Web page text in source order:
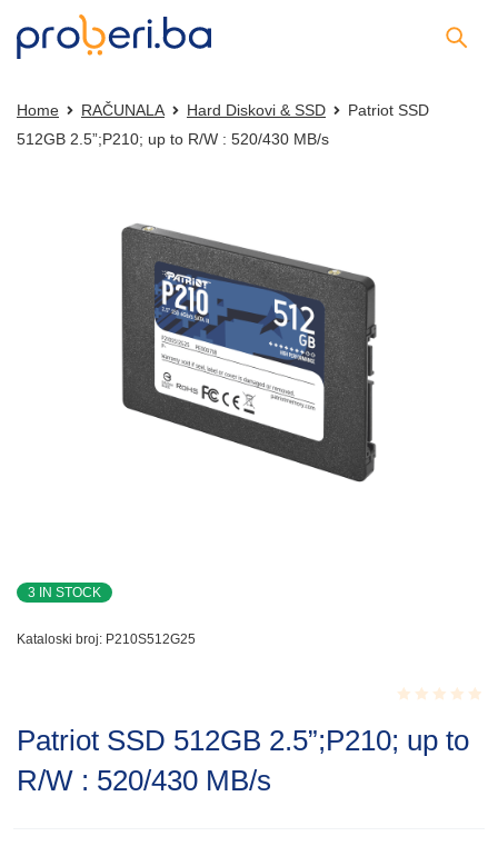
Home RAČUNALA Hard Diskovi & SSD
Patriot SSD
512GB 2.5”;P210; up to R/W : 520/430 MB/s
3 IN STOCK
Kataloski broj: P210S512G25
0.001
Patriot SSD 512GB 2.5”;P210; up to
R/W : 520/430 MB/s